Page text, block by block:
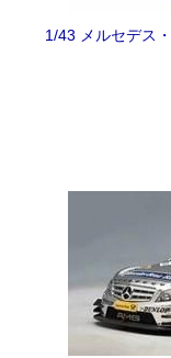
1/43 メルセデス